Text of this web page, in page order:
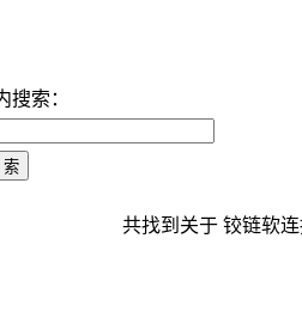
搜索：
共找到关于 铰链软